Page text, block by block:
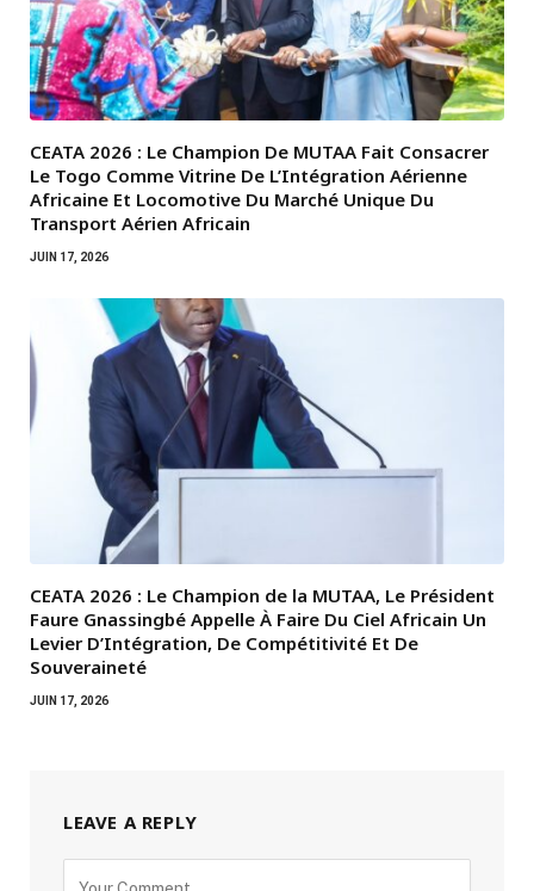
CEATA 2026 : Le Champion De MUTAA Fait Consacrer
Le Togo Comme Vitrine De L’Intégration Aérienne
Africaine Et Locomotive Du Marché Unique Du
Transport Aérien Africain
JUIN 17, 2026
CEATA 2026 : Le Champion de la MUTAA, Le Président
Faure Gnassingbé Appelle À Faire Du Ciel Africain Un
Levier D’Intégration, De Compétitivité Et De
Souveraineté
JUIN 17, 2026
LEAVE A REPLY